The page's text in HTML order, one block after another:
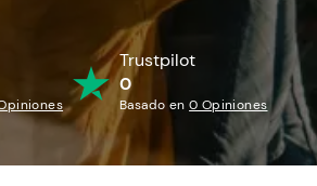
Trustpilot
0
Basado en0 Opiniones